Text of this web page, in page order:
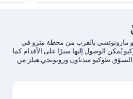
مارونوتشي ‏بالقرب من محطة مترو في
يُمكن الوصول إليها سيرًا على الأقدام كما
ميدتاون وروبونجي هيلز من
كنت تنوي التسوق، بينما يُمكن زيارة خليج
طوكيو دوم، ولا تفوت قضاء بعض